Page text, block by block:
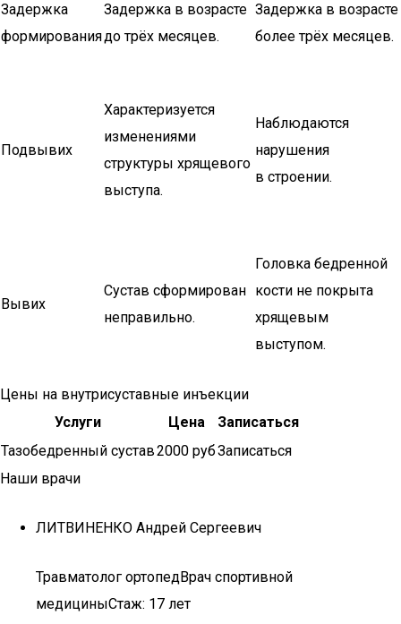
Задержка
формирования
Задержка в возрасте
до трёх месяцев.
Задержка в возрасте
более трёх месяцев.
Подвывих
Характеризуется
изменениями
структуры хрящевого
выступа.
Наблюдаются
нарушения
в строении.
Вывих
Сустав сформирован
неправильно.
Головка бедренной
кости не покрыта
хрящевым
выступом.
Цены на внутрисуставные инъекции
Услуги
Цена
Записаться
Тазобедренный сустав2000 рубЗаписаться
Наши врачи
ЛИТВИНЕНКО Андрей Сергеевич
Травматолог ортопедВрач спортивной
медициныСтаж: 17 лет